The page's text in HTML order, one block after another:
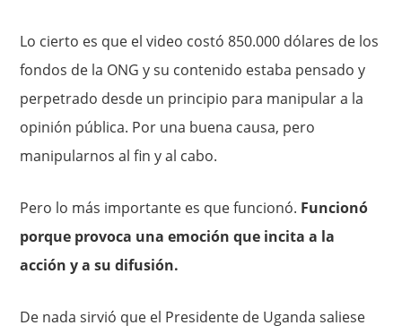
Lo cierto es que el video costó 850.000 dólares de los
fondos de la ONG y su contenido estaba pensado y
perpetrado desde un principio para manipular a la
opinión pública. Por una buena causa, pero
manipularnos al fin y al cabo.
Pero lo más importante es que funcionó. Funcionó
porque provoca una emoción que incita a la
acción y a su difusión.
De nada sirvió que el Presidente de Uganda saliese